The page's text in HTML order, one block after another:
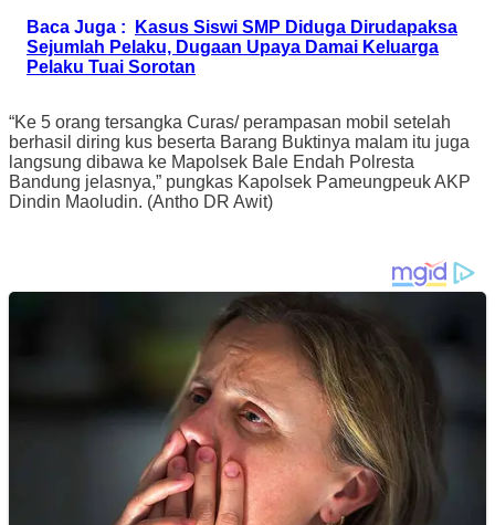
Baca Juga :
Kasus Siswi SMP Diduga Dirudapaksa
Sejumlah Pelaku, Dugaan Upaya Damai Keluarga
Pelaku Tuai Sorotan
“Ke 5 orang tersangka Curas/ perampasan mobil setelah
berhasil diring kus beserta Barang Buktinya malam itu juga
langsung dibawa ke Mapolsek Bale Endah Polresta
Bandung jelasnya,” pungkas Kapolsek Pameungpeuk AKP
Dindin Maoludin. (Antho DR Awit)